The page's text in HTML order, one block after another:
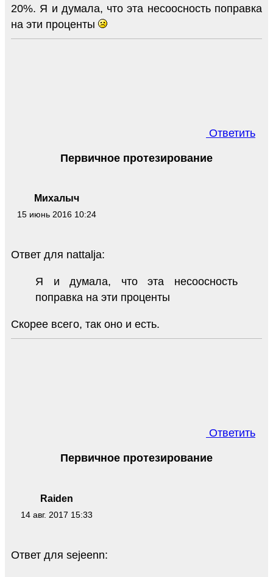
20%. Я и думала, что эта несоосность поправка
на эти проценты
Ответить
Михалыч
15 июнь 2016 10:24
Первичное протезирование
Ответ для nattalja:
Я и думала, что эта несоосность
поправка на эти проценты
Скорее всего, так оно и есть.
Ответить
Raiden
14 авг. 2017 15:33
Первичное протезирование
Ответ для sejeenn: